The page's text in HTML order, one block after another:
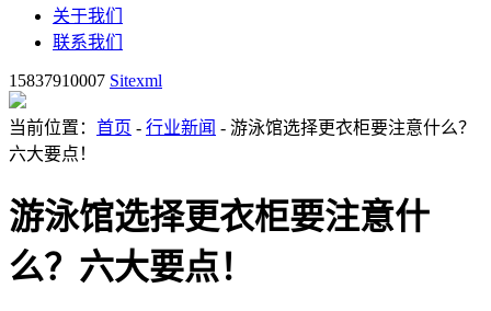
关于我们
联系我们
15837910007 Sitexml
当前位置： 首页 - 行业新闻 - 游泳馆选择更衣柜要注意什么？
六大要点！
游泳馆选择更衣柜要注意什
么？六大要点！